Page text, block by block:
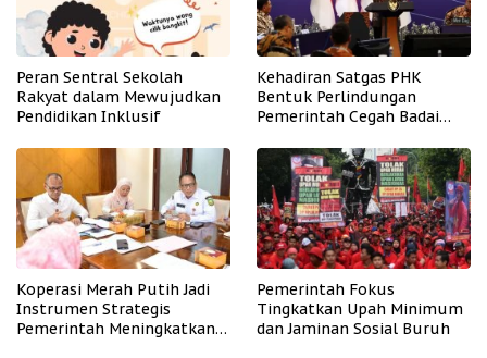
Peran Sentral Sekolah
Rakyat dalam Mewujudkan
Pendidikan Inklusif
Kehadiran Satgas PHK
Bentuk Perlindungan
Pemerintah Cegah Badai
Koperasi Merah Putih Jadi
Instrumen Strategis
Pemerintah Meningkatkan
Pemerintah Fokus
Tingkatkan Upah Minimum
dan Jaminan Sosial Buruh